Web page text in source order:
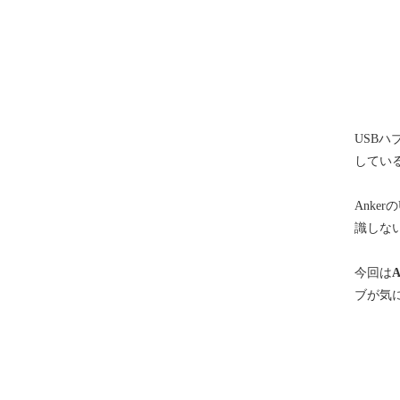
USBハ
してい
Anker
識しな
今回は
ブが気